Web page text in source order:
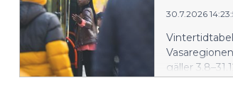
30.7.2026
gäller